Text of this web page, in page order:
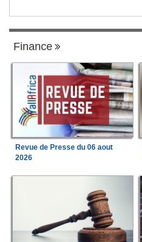
Finance
Revue de Presse du 06 aout
2026